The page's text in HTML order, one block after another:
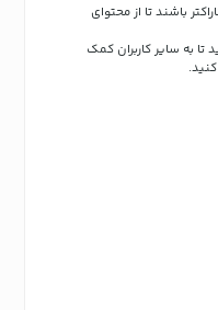
باید حداقل شامل 50 کاراکتر و حداکثر 500 کاراکتر باشند تا از محتوای
به سایر کاربران کمک